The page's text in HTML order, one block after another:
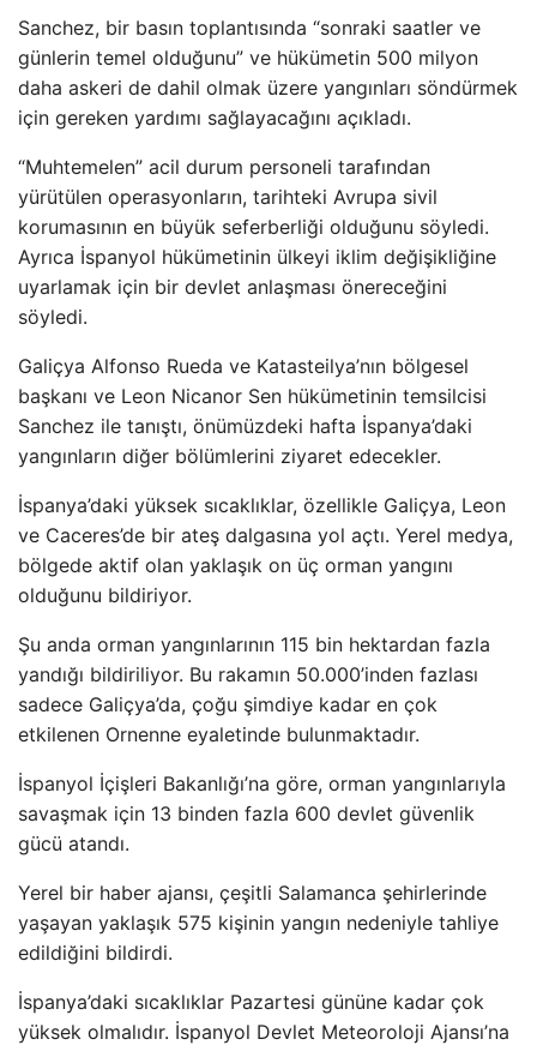
Sanchez, bir basın toplantısında “sonraki saatler ve
günlerin temel olduğunu” ve hükümetin 500 milyon
daha askeri de dahil olmak üzere yangınları söndürmek
için gereken yardımı sağlayacağını açıkladı.
“Muhtemelen” acil durum personeli tarafından
yürütülen operasyonların, tarihteki Avrupa sivil
korumasının en büyük seferberliği olduğunu söyledi.
Ayrıca İspanyol hükümetinin ülkeyi iklim değişikliğine
uyarlamak için bir devlet anlaşması önereceğini
söyledi.
Galiçya Alfonso Rueda ve Katasteilya’nın bölgesel
başkanı ve Leon Nicanor Sen hükümetinin temsilcisi
Sanchez ile tanıştı, önümüzdeki hafta İspanya’daki
yangınların diğer bölümlerini ziyaret edecekler.
İspanya’daki yüksek sıcaklıklar, özellikle Galiçya, Leon
ve Caceres’de bir ateş dalgasına yol açtı. Yerel medya,
bölgede aktif olan yaklaşık on üç orman yangını
olduğunu bildiriyor.
Şu anda orman yangınlarının 115 bin hektardan fazla
yandığı bildiriliyor. Bu rakamın 50.000’inden fazlası
sadece Galiçya’da, çoğu şimdiye kadar en çok
etkilenen Ornenne eyaletinde bulunmaktadır.
İspanyol İçişleri Bakanlığı’na göre, orman yangınlarıyla
savaşmak için 13 binden fazla 600 devlet güvenlik
gücü atandı.
Yerel bir haber ajansı, çeşitli Salamanca şehirlerinde
yaşayan yaklaşık 575 kişinin yangın nedeniyle tahliye
edildiğini bildirdi.
İspanya’daki sıcaklıklar Pazartesi gününe kadar çok
yüksek olmalıdır. İspanyol Devlet Meteoroloji Ajansı’na